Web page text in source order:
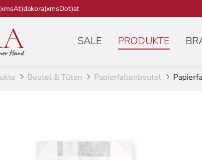
SALE PRODUKTE
Beutel & Tüten Papierfaltenbeutel